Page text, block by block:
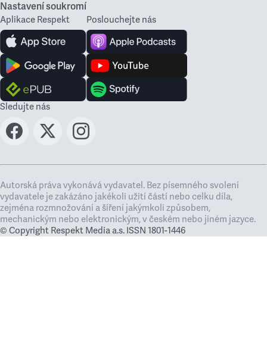
Nastavení soukromí
Aplikace Respekt Poslouchejte nás
Sledujte nás
Autorská práva vykonává vydavatel. Bez písemného svolení
vydavatele je zakázáno jakékoli užití částí nebo celku díla,
zejména rozmnožování a šíření jakýmkoli způsobem,
mechanickým nebo elektronickým, v českém nebo jiném jazyce.
© Copyright Respekt Media a.s. ISSN 1801-1446